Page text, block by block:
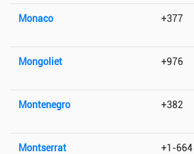
Monaco +377
Mongoliet +976
Montenegro +382
Montserrat +1-664